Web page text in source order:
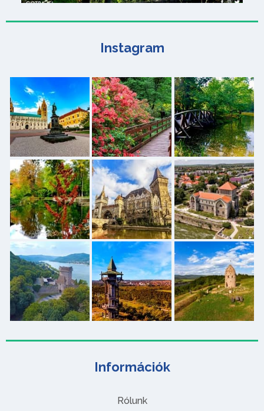
Információk
Rólunk
Instagram